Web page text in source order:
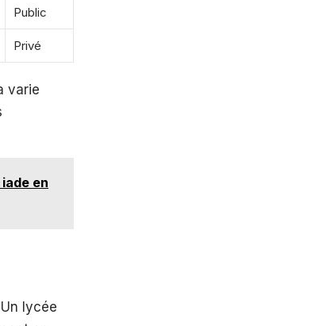
Public
Privé
varie
en
lycée